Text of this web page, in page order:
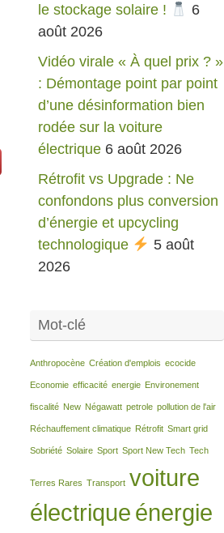
le stockage solaire !
6
août 2026
Vidéo virale « À quel prix ? »
: Démontage point par point
d’une désinformation bien
rodée sur la voiture
électrique 6 août 2026
Rétrofit vs Upgrade : Ne
confondons plus conversion
d’énergie et upcycling
technologique
5 août
2026
Mot-clé
Anthropocène Création d'emplois ecocide
Economie efficacité energie Environement
fiscalité New Négawatt petrole pollution de l'air
Réchauffement climatique Rétrofit Smart grid
Sobriété Solaire Sport Sport New Tech Tech
Terres Rares Transport voiture
électrique énergie